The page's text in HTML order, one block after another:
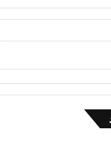
خلال النهار
فريق خدمة عملاء يعمل